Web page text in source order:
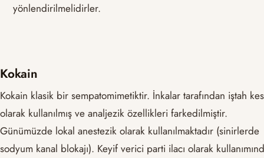
yönlendirilmelidirler.
Kokain
Kokain klasik bir sempatomimetiktir. İnkalar tarafından iştah
olarak kullanılmış ve analjezik özellikleri farkedilmiştir.
Günümüzde lokal anestezik olarak kullanılmaktadır (sinirlerde
sodyum kanal blokajı). Keyif verici parti ilacı olarak